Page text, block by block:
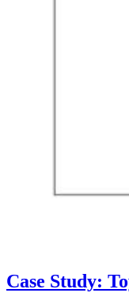
Case Study: